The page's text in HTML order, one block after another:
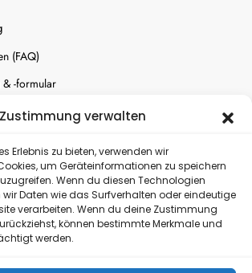
Zustimmung verwalten
Erlebnis zu bieten, verwenden wir
um Geräteinformationen zu speichern
Wenn du diesen Technologien
Daten wie das Surfverhalten oder eindeutige
verarbeiten. Wenn du deine Zustimmung
können bestimmte Merkmale und
werden.
(FAQ)
-formular